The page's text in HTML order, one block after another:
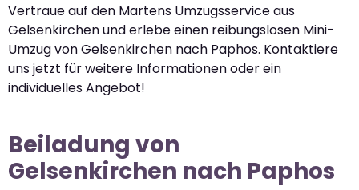
Vertraue auf den Martens Umzugsservice aus
Gelsenkirchen und erlebe einen reibungslosen Mini-
Umzug von Gelsenkirchen nach Paphos. Kontaktiere
uns jetzt für weitere Informationen oder ein
individuelles Angebot!
Beiladung von
Gelsenkirchen nach Paphos